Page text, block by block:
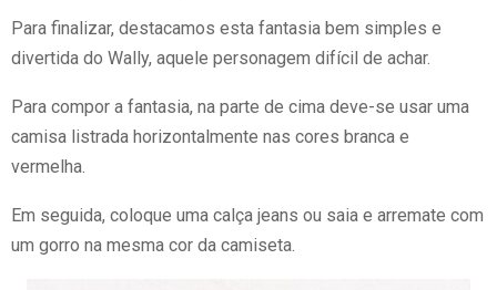
Para finalizar, destacamos esta fantasia bem simples e
divertida do Wally, aquele personagem difícil de achar.
Para compor a fantasia, na parte de cima deve-se usar uma
camisa listrada horizontalmente nas cores branca e
vermelha.
Em seguida, coloque uma calça jeans ou saia e arremate com
um gorro na mesma cor da camiseta.